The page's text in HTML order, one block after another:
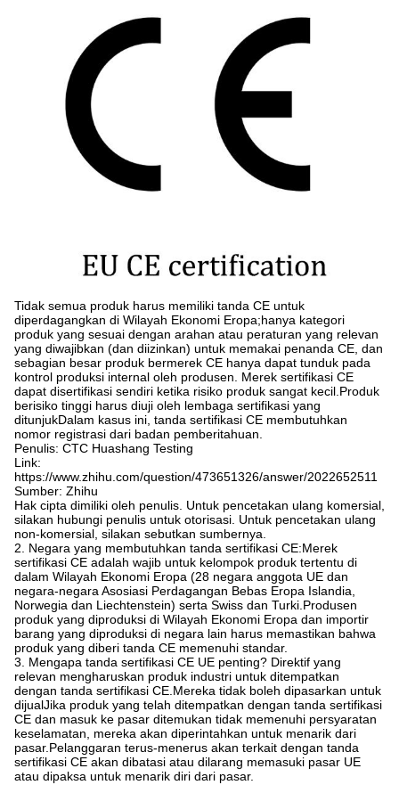
Tidak semua produk harus memiliki tanda CE untuk
diperdagangkan di Wilayah Ekonomi Eropa;hanya kategori
produk yang sesuai dengan arahan atau peraturan yang relevan
yang diwajibkan (dan diizinkan) untuk memakai penanda CE, dan
sebagian besar produk bermerek CE hanya dapat tunduk pada
kontrol produksi internal oleh produsen. Merek sertifikasi CE
dapat disertifikasi sendiri ketika risiko produk sangat kecil.Produk
berisiko tinggi harus diuji oleh lembaga sertifikasi yang
ditunjukDalam kasus ini, tanda sertifikasi CE membutuhkan
nomor registrasi dari badan pemberitahuan.
Penulis: CTC Huashang Testing
Link:
https://www.zhihu.com/question/473651326/answer/2022652511
Sumber: Zhihu
Hak cipta dimiliki oleh penulis. Untuk pencetakan ulang komersial,
silakan hubungi penulis untuk otorisasi. Untuk pencetakan ulang
non-komersial, silakan sebutkan sumbernya.
2. Negara yang membutuhkan tanda sertifikasi CE:Merek
sertifikasi CE adalah wajib untuk kelompok produk tertentu di
dalam Wilayah Ekonomi Eropa (28 negara anggota UE dan
negara-negara Asosiasi Perdagangan Bebas Eropa Islandia,
Norwegia dan Liechtenstein) serta Swiss dan Turki.Produsen
produk yang diproduksi di Wilayah Ekonomi Eropa dan importir
barang yang diproduksi di negara lain harus memastikan bahwa
produk yang diberi tanda CE memenuhi standar.
3. Mengapa tanda sertifikasi CE UE penting? Direktif yang
relevan mengharuskan produk industri untuk ditempatkan
dengan tanda sertifikasi CE.Mereka tidak boleh dipasarkan untuk
dijualJika produk yang telah ditempatkan dengan tanda sertifikasi
CE dan masuk ke pasar ditemukan tidak memenuhi persyaratan
keselamatan, mereka akan diperintahkan untuk menarik dari
pasar.Pelanggaran terus-menerus akan terkait dengan tanda
sertifikasi CE akan dibatasi atau dilarang memasuki pasar UE
atau dipaksa untuk menarik diri dari pasar.